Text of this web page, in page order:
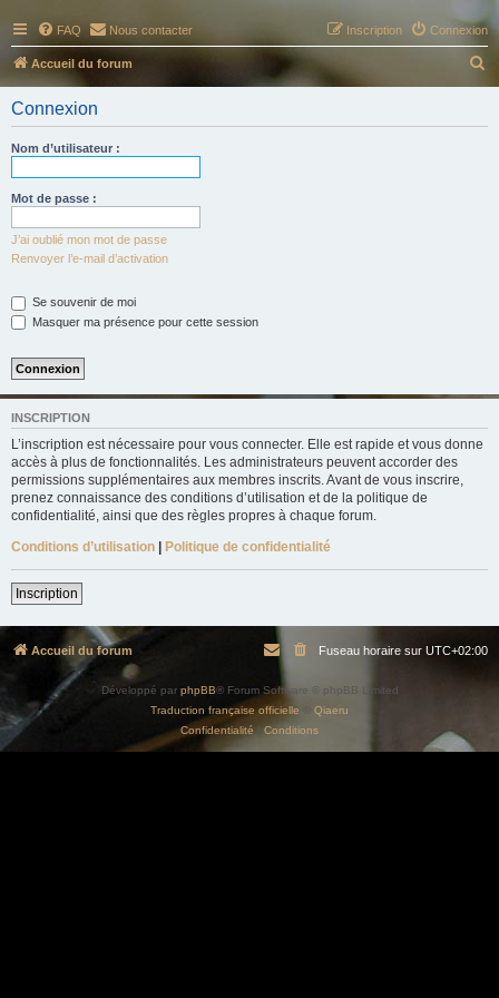
FAQ Nous contacter Connexion
Inscription
Accueil du forum
e
Connexion
Nom d’utilisateur :
Mot de passe :
J’ai oublié mon mot de passe
Renvoyer l’e-mail d’activation
Se souvenir de moi
Masquer ma présence pour cette session
INSCRIPTION
L’inscription est nécessaire pour vous connecter. Elle est rapide et vous donne
accès à plus de fonctionnalités. Les administrateurs peuvent accorder des
permissions supplémentaires aux membres inscrits. Avant de vous inscrire,
prenez connaissance des conditions d’utilisation et de la politique de
confidentialité, ainsi que des règles propres à chaque forum.
Conditions d’utilisation | Politique de confidentialité
Inscription
Accueil du forum Fuseau horaire sur UTC+02:00
Développé par phpBB® Forum Software © phpBB Limited
Traduction française officielle
Qiaeru
Confidentialité | Conditions